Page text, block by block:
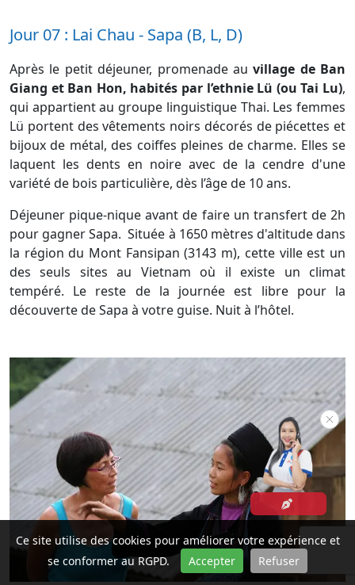
Jour 07 : Lai Chau - Sapa (B, L, D)
Après le petit déjeuner, promenade au village de Ban
Giang et Ban Hon, habités par l’ethnie Lü (ou Tai Lu),
qui appartient au groupe linguistique Thai. Les femmes
Lü portent des vêtements noirs décorés de piécettes et
bijoux de métal, des coiffes pleines de charme. Elles se
laquent les dents en noire avec de la cendre d'une
variété de bois particulière, dès l’âge de 10 ans.
Déjeuner pique-nique avant de faire un transfert de 2h
pour gagner Sapa. Située à 1650 mètres d'altitude dans
la région du Mont Fansipan (3143 m), cette ville est un
des seuls sites au Vietnam où il existe un climat
tempéré. Le reste de la journée est libre pour la
découverte de Sapa à votre guise. Nuit à l’hôtel.
Ce site utilise des cookies pour améliorer votre expérience et
se conformer au RGPD.
Accepter Refuser